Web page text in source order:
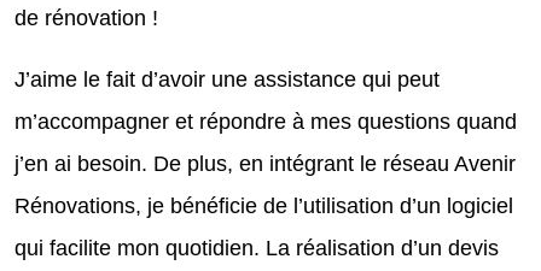
de rénovation !
J’aime le fait d’avoir une assistance qui peut
m’accompagner et répondre à mes questions quand
j’en ai besoin. De plus, en intégrant le réseau Avenir
Rénovations, je bénéficie de l’utilisation d’un logiciel
qui facilite mon quotidien. La réalisation d’un devis